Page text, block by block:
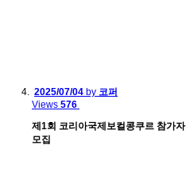
2025/07/04 by 코퍼
Views 576
제1회 코리아국제보컬콩쿠르 참가자
모집